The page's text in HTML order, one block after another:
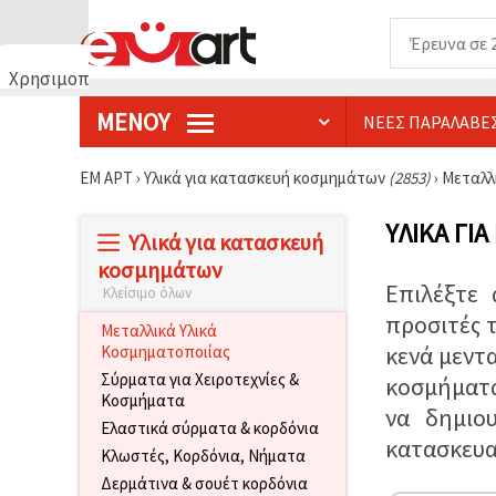
Χρησιμοποιούμε
Χρησιμοποιούμε
διασφαλίσουμε
ιστότοπου,
ΜΕΝΟΎ ΝΈΕΣ
ΕΜ ΑΡΤ › Υλικά για κατασκευή κοσμημάτων (2853)›
Υλικά για κατασκευή
κοσμημάτων
Κλείσιμο όλων
Μεταλλικά Υλικά
Κοσμηματοποιίας
Σύρματα για Χειροτεχνίες &
Κοσμήματα
Ελαστικά σύρματα & κορδόνια
Κλωστές, Κορδόνια, Νήματα
Δερμάτινα & σουέτ κορδόνια
ΥΛΙΚΆ
προσιτές
κενά
να